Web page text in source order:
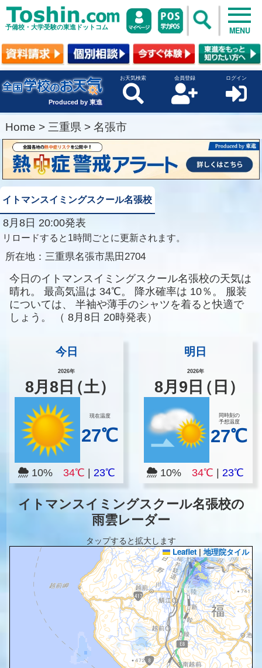
予備校・大学受験の東進ドットコム MENU
Produced by 東進
お天気検索 会員登録 ログイン
Home > 三重県 > 名張市
イトマンスイミングスクール名張校
8月8日 20:00発表
リロードすると1時間ごとに更新されます。
所在地： 三重県名張市黒田2704
今日のイトマンスイミングスクール名張校の天気は
晴れ。
最高気温は 34℃。 降水確率は 10％。
服装
については、
半袖や薄手のシャツを着ると快適で
しょう。
（ 8月8日 20時発表）
今日
2026年
8月8 日（土）
現在温度
27℃
10% 34℃ 23℃
明日
2026年
8月 9 日（日）
同時刻の
予想温度
27℃
10%34℃ |23℃
イトマンスイミングスクール名張校の
雨雲レーダー
タップすると拡大します
Leaflet | 地理院タイル